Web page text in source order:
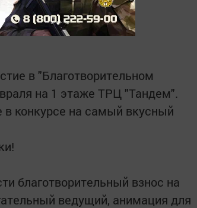
в "Благотворительном
на 1 этаже ТРЦ "Тандем".
в конкурсе на самый вкусный
благотворительный взнос на
ведущий, анимация для